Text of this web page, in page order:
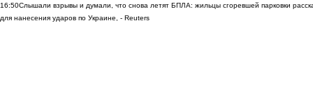
16:50Слышали взрывы и думали, что снова летят БПЛА: жильцы сгоревшей парковки
для нанесения ударов по Украине, - Reuters